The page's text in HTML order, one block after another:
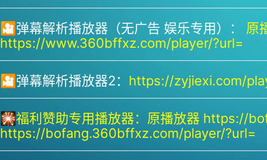
🎦弹幕解析播放器（无广告 娱乐专用）： 原
https://www.360bffxz.com/player/?url=
🎦弹幕解析播放器2： https://zyjiexi.com/
🎇福利赞助专用播放器： 原播放器 https://
https://bofang.360bffxz.com/player/?url=